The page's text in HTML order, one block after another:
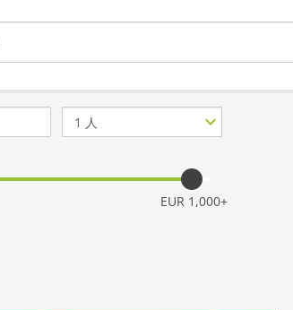
人
量
EUR 1,000+